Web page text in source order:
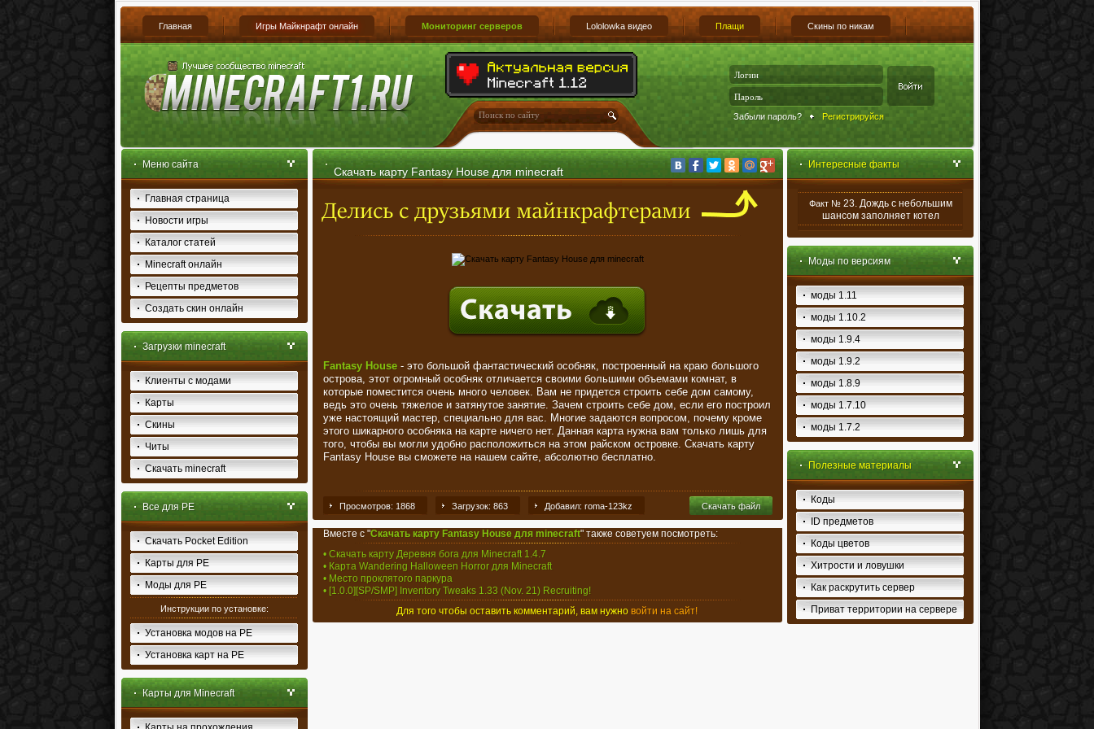
Главная Игры Майкнрафт онлайн Мониторинг серверов Lololowka видео Плащи Скины по никам
Забыли пароль? Регистрируйся
Меню сайта
Главная страница
Новости игры
Каталог статей
Minecraft онлайн
Рецепты предметов
Создать скин онлайн
Загрузки minecraft
Клиенты с модами
Карты
Скины
Читы
Скачать minecraft
Все для PE
Скачать Pocket Edition
Карты для PE
Моды для PE
Инструкции по установке:
Установка модов на PE
Установка карт на PE
Карты для Minecraft
Интересные факты
Факт № 23. Дождь с небольшим
шансом заполняет котел
Моды по версиям
моды 1.11
моды 1.10.2
моды 1.9.4
моды 1.9.2
моды 1.8.9
моды 1.7.10
моды 1.7.2
Полезные материалы
Коды
ID предметов
Коды цветов
Хитрости и ловушки
Как раскрутить сервер
Приват территории на сервере
Скачать карту Fantasy House для minecraft
Fantasy House- это большой фантастический особняк, построенный на краю большого
острова, этот огромный особняк отличается своими большими объемами комнат, в
которые поместится очень много человек. Вам не придется строить себе дом самому,
ведь это очень тяжелое и затянутое занятие. Зачем строить себе дом, если его построил
уже настоящий мастер, специально для вас. Многие задаются вопросом, почему кроме
этого шикарного особняка на карте ничего нет. Данная карта нужна вам только лишь для
того, чтобы вы могли удобно расположиться на этом райском островке. Скачать карту
Fantasy House вы сможете на нашем сайте, абсолютно бесплатно.
Просмотров: 1868 Загрузок: 863 Добавил: roma-123kz Скачать файл
Вместе с "Скачать карту Fantasy House для minecraft" также советуем посмотреть:
• Скачать карту Деревня бога для Minecraft 1.4.7
• Карта Wandering Halloween Horror для Minecraft
• Место проклятого паркура
• [1.0.0][SP/SMP] Inventory Tweaks 1.33 (Nov. 21) Recruiting!
Для того чтобы оставить комментарий, вам нужно войти на сайт!